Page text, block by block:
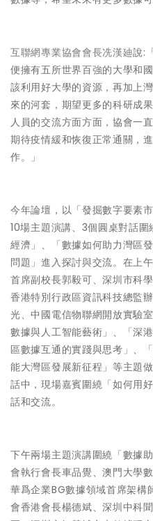
互聯網專業協會會長冼漢廸說:
便擁有五所世界百強的大學和
該利用好大學的資源，再加上
來的河套，期望更多的科研成
人員的交流方面方面，協會一
期待疫情緩和恢復正常通關，
作。」
今年論壇，以「發掘數字要素
10場主題演講、3個圓桌對話
經濟」、「數據如何助力灣區
問題」進入探討與交流。在上
首席副校長郭毅可、深圳市科
香港特別行政區資訊科技總監
光、中國電信物聯網開放實驗
數據與人工智能藝術」、「深
區數據互通的實踐與思考」、
能大灣區發展新征程」等主題
話中，現場嘉賓圍繞「如何用
話和交流。
下午兩場主題演講圍繞「數據
會執行會長車品覺、澳門大學
華爲企業BG數據領域首席架構
會香港會長楊德斌、深圳中科